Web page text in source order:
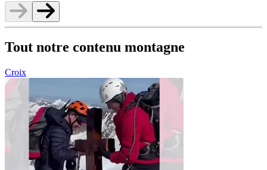
Tout notre contenu montagne
Croix